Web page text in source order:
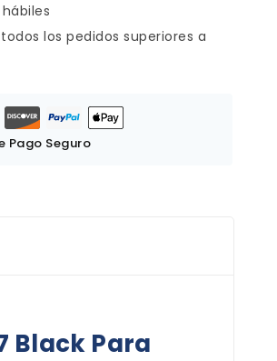
todos los pedidos superiores a
Pago Seguro
Black Para